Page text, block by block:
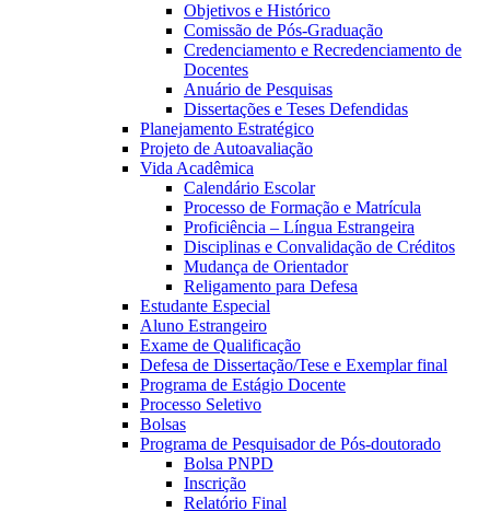
Objetivos e Histórico
Comissão de Pós-Graduação
Credenciamento e Recredenciamento de
Docentes
Anuário de Pesquisas
Dissertações e Teses Defendidas
Planejamento Estratégico
Projeto de Autoavaliação
Vida Acadêmica
Calendário Escolar
Processo de Formação e Matrícula
Proficiência – Língua Estrangeira
Disciplinas e Convalidação de Créditos
Mudança de Orientador
Religamento para Defesa
Estudante Especial
Aluno Estrangeiro
Exame de Qualificação
Defesa de Dissertação/Tese e Exemplar final
Programa de Estágio Docente
Processo Seletivo
Bolsas
Programa de Pesquisador de Pós-doutorado
Bolsa PNPD
Inscrição
Relatório Final